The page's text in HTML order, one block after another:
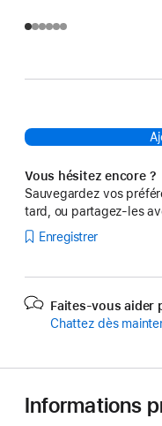
Vous hésitez encore ?
Sauvegardez vos
tard, ou partagez-les
Enregistrer
Faites-vous aider
Chattez dès
Informations